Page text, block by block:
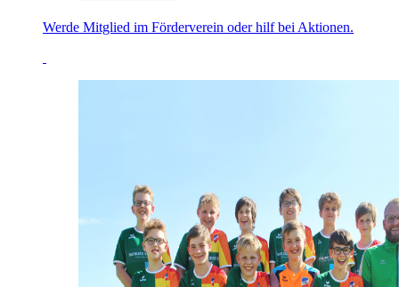
Werde Mitglied im Förderverein oder hilf bei Aktionen.